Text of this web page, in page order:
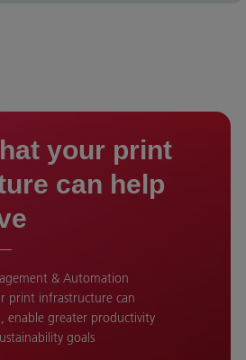
your print
can help
& Automation
print infrastructure can
enable greater productivity
goals